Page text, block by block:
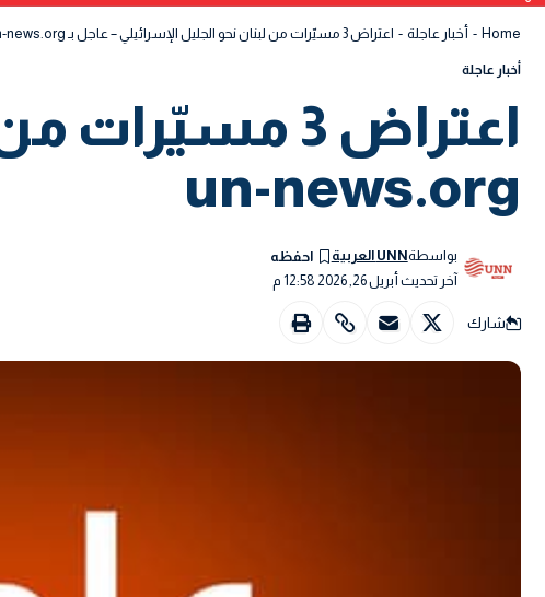
Home
- أخبار عاجلة - اعتراض 3 مسيّرات من لبنان نحو الجليل الإسرائيلي – عاجل بـ un-news.org
أخبار عاجلة
اعتراض 3
un-news.org
آخر تحديث أبريل 26, 2026 12:58 م
بواسطةUNN العربية
شارك